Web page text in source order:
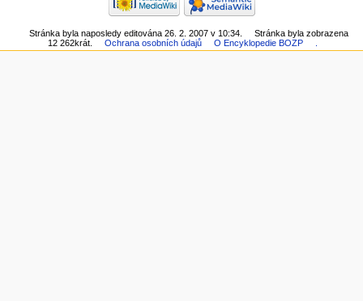
Stránka byla naposledy editována 26. 2. 2007 v 10:34.
Stránka byla zobrazena
12 262krát.
Ochrana osobních údajů O Encyklopedie BOZP